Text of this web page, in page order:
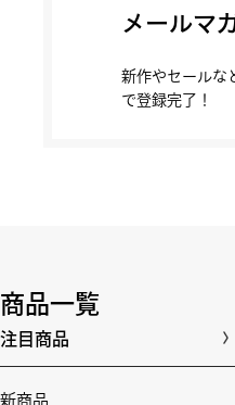
メールマ
新作やセールな
で登録完了！
商品一覧
注目商品